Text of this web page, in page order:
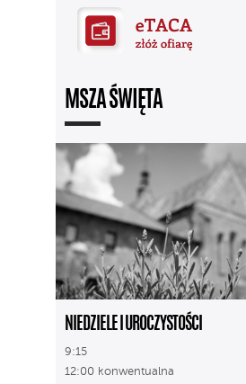
MSZA ŚWIĘTA
NIEDZIELE I UROCZYSTOŚCI
9:15
12:00 konwentualna